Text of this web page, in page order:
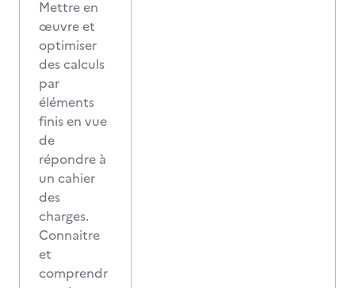
Mettre en
œuvre et
optimiser
des calculs
par
éléments
finis en vue
de
répondre à
un cahier
des
charges.
Connaitre
et
comprendr